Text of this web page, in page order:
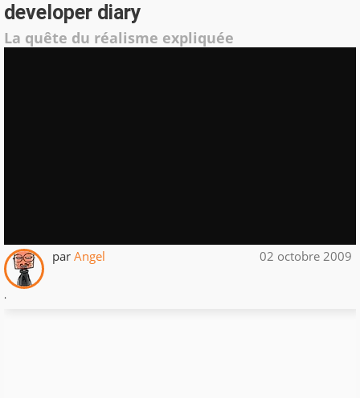
developer diary
La quête du réalisme expliquée
par Angel 02 octobre 2009
.